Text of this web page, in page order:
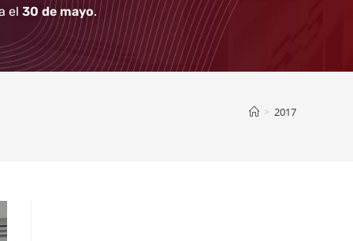
el 30 de mayo.
> 2017